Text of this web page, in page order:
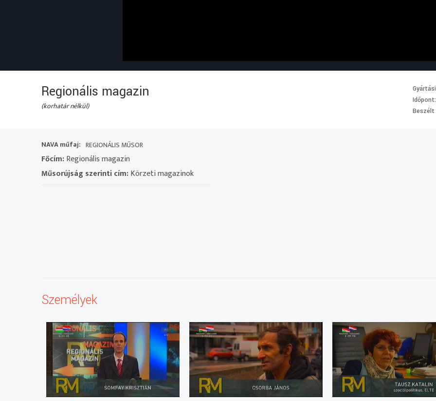
Regionális magazin
(korhatár nélkül)
Időpont:
NAVA műfaj: REGIONÁLIS MŰSOR
Főcím:Regionális magazin
Műsorújság szerinti cím:Körzeti magazinok
Személyek